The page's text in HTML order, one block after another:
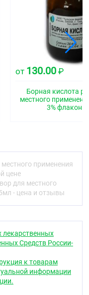
клетки,
оболочки.
может
Выводится
применением
возраст до 18
отите по 3–5
в наружный
Курс лечения не
от 130.00 ₽
Борная кислота
местного
3% флакон
применения
цене
для местного
- цена и отзывы
лекарственных
Средств России-
к товарам
информации